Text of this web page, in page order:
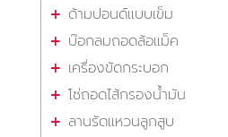
ด้ามปอนด์แบบเข็ม
บ๊อกลมถอดล้อแม็ค
เครื่องขัดกระบอก
โซ่ถอดไส้กรองน้ำมัน
ลานรัดแหวนลูกสูบ